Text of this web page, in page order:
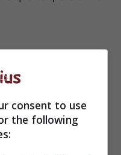
consent to use
the following